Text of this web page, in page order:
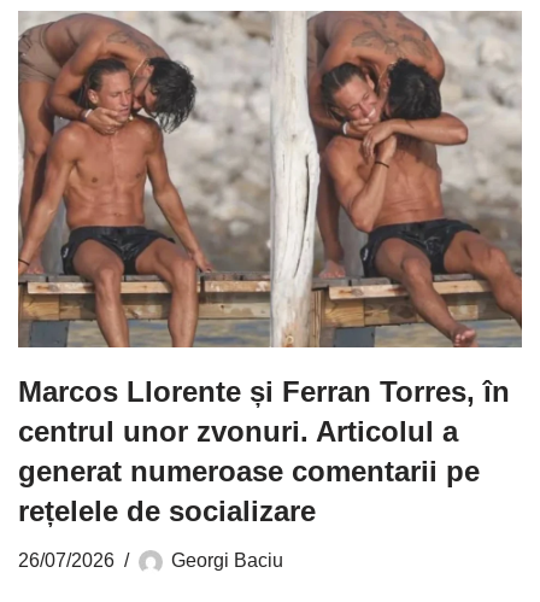
Marcos Llorente și Ferran Torres, în
centrul unor zvonuri. Articolul a
generat numeroase comentarii pe
rețelele de socializare
26/07/2026 Georgi Baciu